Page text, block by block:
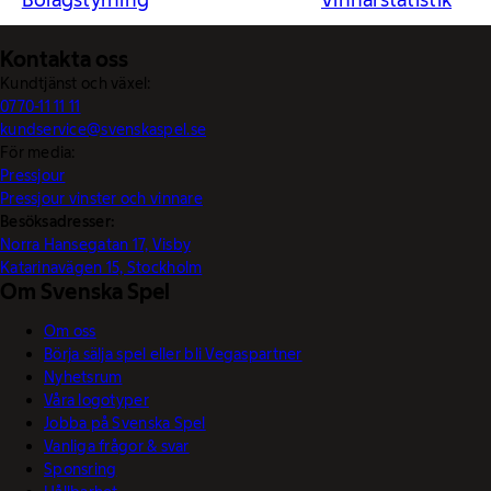
Kontakta oss
Kundtjänst och växel:
0770-11 11 11
kundservice@svenskaspel.se
För media:
Pressjour
Pressjour vinster och vinnare
Besöksadresser:
Norra Hansegatan 17, Visby
Katarinavägen 15, Stockholm
Om Svenska Spel
Om oss
Börja sälja spel eller bli Vegaspartner
Nyhetsrum
Våra logotyper
Jobba på Svenska Spel
Vanliga frågor & svar
Sponsring